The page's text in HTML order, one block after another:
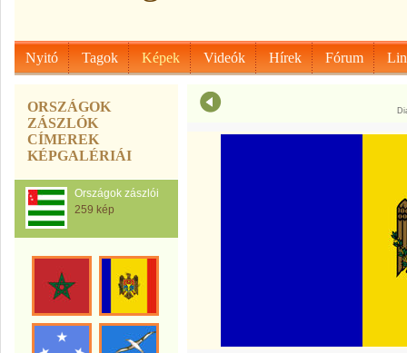
Nyitó Tagok Képek Videók Hírek Fórum
ORSZÁGOK
ZÁSZLÓK
CÍMEREK
KÉPGALÉRIÁI
Országok zászlói
259 kép